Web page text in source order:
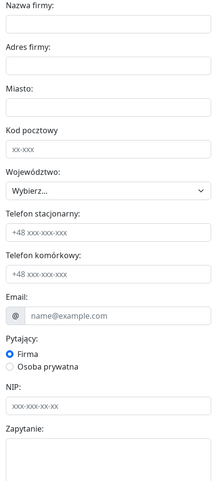
Nazwa firmy:
Adres firmy:
Miasto:
Kod pocztowy
Województwo:
Telefon stacjonarny:
Telefon komórkowy:
Email:
@
Pytający:
Firma
Osoba prywatna
NIP:
Zapytanie: